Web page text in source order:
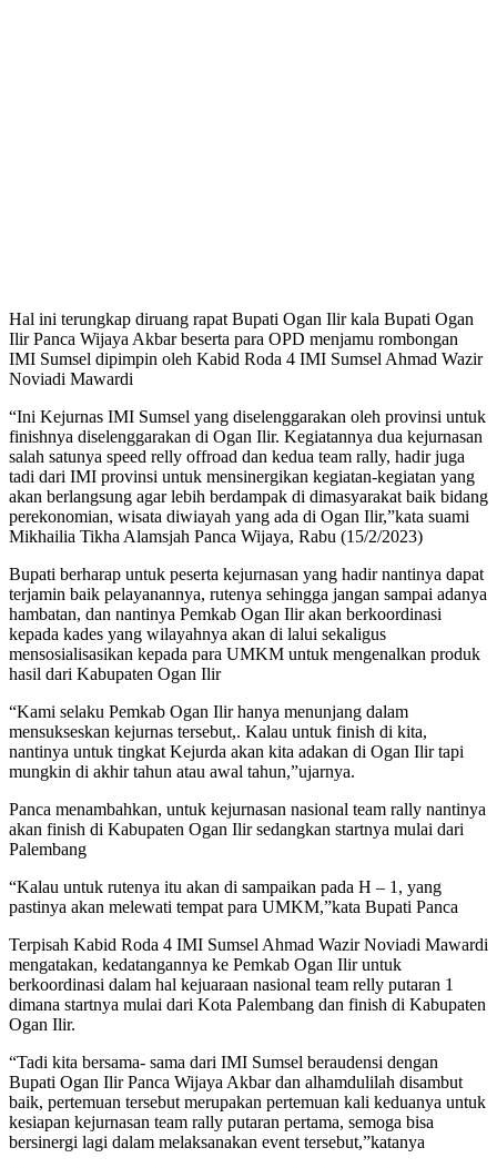
Hal ini terungkap diruang rapat Bupati Ogan Ilir kala Bupati Ogan
Ilir Panca Wijaya Akbar beserta para OPD menjamu rombongan
IMI Sumsel dipimpin oleh Kabid Roda 4 IMI Sumsel Ahmad Wazir
Noviadi Mawardi
“Ini Kejurnas IMI Sumsel yang diselenggarakan oleh provinsi untuk
finishnya diselenggarakan di Ogan Ilir. Kegiatannya dua kejurnasan
salah satunya speed relly offroad dan kedua team rally, hadir juga
tadi dari IMI provinsi untuk mensinergikan kegiatan-kegiatan yang
akan berlangsung agar lebih berdampak di dimasyarakat baik bidang
perekonomian, wisata diwiayah yang ada di Ogan Ilir,”kata suami
Mikhailia Tikha Alamsjah Panca Wijaya, Rabu (15/2/2023)
Bupati berharap untuk peserta kejurnasan yang hadir nantinya dapat
terjamin baik pelayanannya, rutenya sehingga jangan sampai adanya
hambatan, dan nantinya Pemkab Ogan Ilir akan berkoordinasi
kepada kades yang wilayahnya akan di lalui sekaligus
mensosialisasikan kepada para UMKM untuk mengenalkan produk
hasil dari Kabupaten Ogan Ilir
“Kami selaku Pemkab Ogan Ilir hanya menunjang dalam
mensukseskan kejurnas tersebut,. Kalau untuk finish di kita,
nantinya untuk tingkat Kejurda akan kita adakan di Ogan Ilir tapi
mungkin di akhir tahun atau awal tahun,”ujarnya.
Panca menambahkan, untuk kejurnasan nasional team rally nantinya
akan finish di Kabupaten Ogan Ilir sedangkan startnya mulai dari
Palembang
“Kalau untuk rutenya itu akan di sampaikan pada H – 1, yang
pastinya akan melewati tempat para UMKM,”kata Bupati Panca
Terpisah Kabid Roda 4 IMI Sumsel Ahmad Wazir Noviadi Mawardi
mengatakan, kedatangannya ke Pemkab Ogan Ilir untuk
berkoordinasi dalam hal kejuaraan nasional team relly putaran 1
dimana startnya mulai dari Kota Palembang dan finish di Kabupaten
Ogan Ilir.
“Tadi kita bersama- sama dari IMI Sumsel beraudensi dengan
Bupati Ogan Ilir Panca Wijaya Akbar dan alhamdulilah disambut
baik, pertemuan tersebut merupakan pertemuan kali keduanya untuk
kesiapan kejurnasan team rally putaran pertama, semoga bisa
bersinergi lagi dalam melaksanakan event tersebut,”katanya